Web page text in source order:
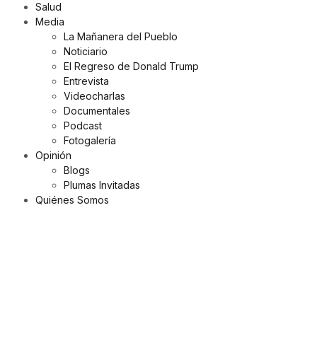
Salud
Media
La Mañanera del Pueblo
Noticiario
El Regreso de Donald Trump
Entrevista
Videocharlas
Documentales
Podcast
Fotogalería
Opinión
Blogs
Plumas Invitadas
Quiénes Somos